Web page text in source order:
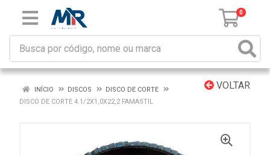
0
VOLTAR
INÍCIO DISCOS
DISCO DE CORTE
DISCO DE CORTE 4.1/2X1,0X22,2 FAMASTIL